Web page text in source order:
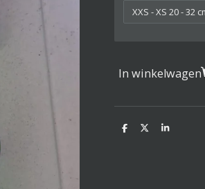
In winkelwagen
D
D
S